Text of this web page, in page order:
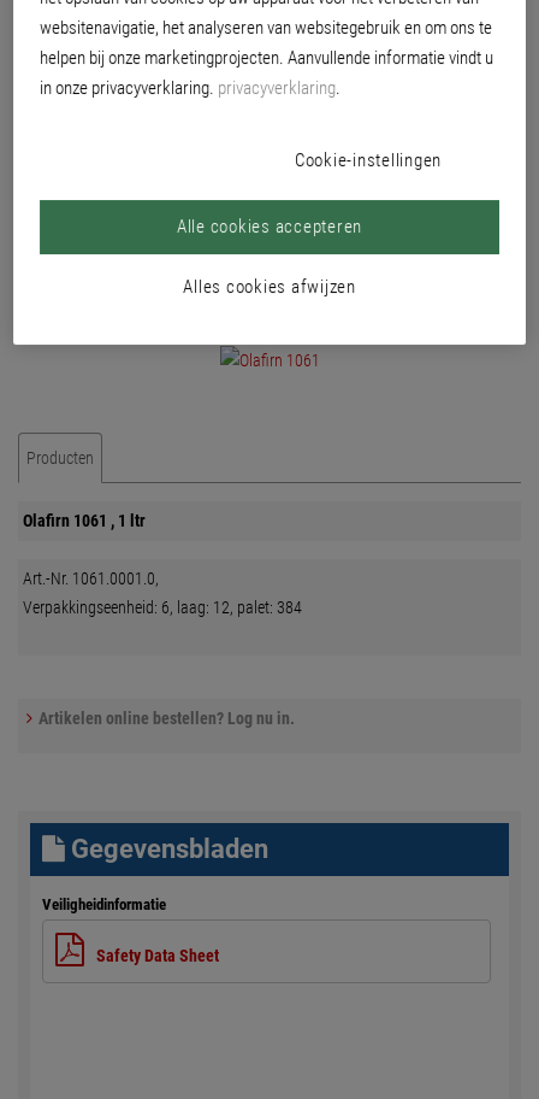
Producten
Olafirn 1061 , 1 ltr
Art.-Nr. 1061.0001.0,
Verpakkingseenheid: 6, laag: 12, palet: 384
Artikelen online bestellen? Log nu in.
Gegevensbladen
Veiligheidinformatie
Safety Data Sheet
websitenavigatie, het analyseren van websitegebruik en om ons te
helpen bij onze marketingprojecten. Aanvullende informatie vindt u
in onze privacyverklaring. privacyverklaring.
Cookie-instellingen
Alles cookies afwijzen
Alle cookies accepteren